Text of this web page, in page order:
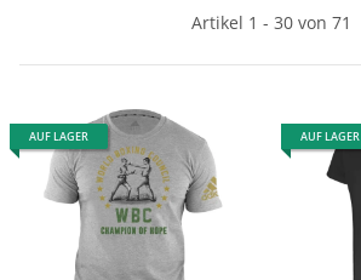
Artikel 1 - 30 von 71
AUF LAGER AUF LAGER